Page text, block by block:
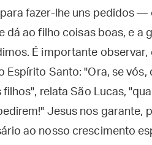
fazer-lhe uns pedidos —
dá ao filho coisas boas, e a
É importante
Espírito Santo: "Ora, se
filhos", relata São Lucas,
Jesus nos garante,
ao nosso crescimento